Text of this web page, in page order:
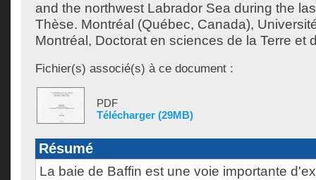
and the northwest Labrador Sea during the
Thèse. Montréal (Québec, Canada),
Montréal, Doctorat en sciences de la Terre et
Fichier(s) associé(s) à ce document :
PDF
Télécharger (29MB)
Résumé
La baie de Baffin est une voie importante